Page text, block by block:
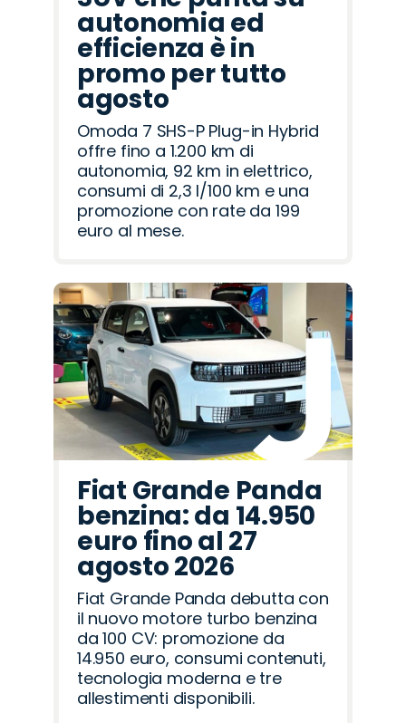
autonomia ed
efficienza è in
promo per tutto
agosto
Omoda 7 SHS-P Plug-in Hybrid
offre fino a 1.200 km di
autonomia, 92 km in elettrico,
consumi di 2,3 l/100 km e una
promozione con rate da 199
euro al mese.
Fiat Grande Panda
benzina: da 14.950
euro fino al 27
agosto 2026
Fiat Grande Panda debutta con
il nuovo motore turbo benzina
da 100 CV: promozione da
14.950 euro, consumi contenuti,
tecnologia moderna e tre
allestimenti disponibili.